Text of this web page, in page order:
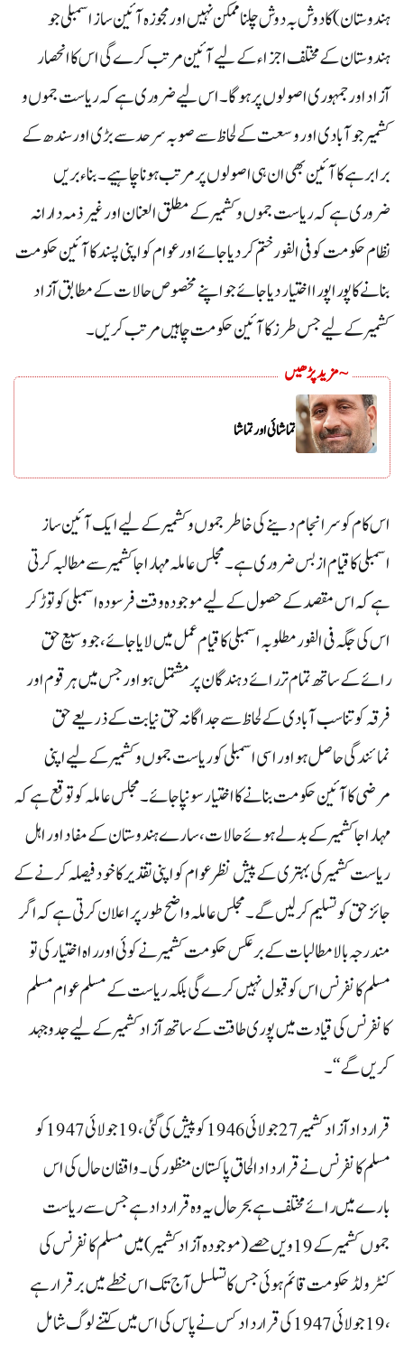
ہندوستان) کا دوش بہ دوش چلنا ممکن نہیں اور مجوزہ آئین ساز اسمبلی جو
ہندوستان کے مختلف اجزاء کے لیے آئین مرتب کرے گی اس کا انحصار
آزاد اور جمہوری اصولوں پر ہو گا۔ اس لیے ضروری ہے کہ ریاست جموں و
کشمیر جو آبادی اور وسعت کے لحاظ سے صوبہ سرحد سے بڑی اور سندھ کے
برابر ہے کا آئین بھی ان ہی اصولوں پر مرتب ہونا چاہیے۔ بناء بریں
ضروری ہے کہ ریاست جموں و کشمیر کے مطلق العنان اور غیر ذمہ دارانہ
نظام حکومت کو فی الفور ختم کر دیا جائے اور عوام کو اپنی پسند کا آئین حکومت
بنانے کا پورا پورا اختیار دیا جائے جو اپنے مخصوص حالات کے مطابق آزاد
کشمیر کے لیے جس طرز کا آئین حکومت چاہیں مرتب کریں۔
~ مزید پڑھیں
تماشائی اور تماشا
اس کام کو سر انجام دینے کی خاطر جموں و کشمیر کے لیے ایک آئین ساز
اسمبلی کا قیام از بس ضروری ہے۔ مجلس عاملہ مہاراجا کشمیر سے مطالبہ کرتی
ہے کہ اس مقصد کے حصول کے لیے موجودہ وقت فرسودہ اسمبلی کو توڑ کر
اس کی جگہ فی الفور مطلوبہ اسمبلی کا قیام عمل میں لایا جائے، جو وسیع حق
رائے کے ساتھ تمام تر رائے دہندگان پر مشتمل ہو اور جس میں ہر قوم اور
فرقہ کو تناسب آبادی کے لحاظ سے جداگانہ حق نیابت کے ذریعے حق
نمائندگی حاصل ہو اور اسی اسمبلی کو ریاست جموں و کشمیر کے لیے اپنی
مرضی کا آئین حکومت بنانے کا اختیار سونپا جائے۔ مجلس عاملہ کو توقع ہے کہ
مہاراجا کشمیر کے بدلے ہوئے حالات، سارے ہندوستان کے مفاد اور اہل
ریاست کشمیر کی بہتری کے پیش نظر عوام کو اپنی تقدیر کا خود فیصلہ کرنے کے
جائز حق کو تسلیم کر لیں گے۔ مجلس عاملہ واضح طور پر اعلان کرتی ہے کہ اگر
مندرجہ بالا مطالبات کے برعکس حکومت کشمیر نے کوئی اور راہ اختیار کی تو
مسلم کانفرنس اس کو قبول نہیں کرے گی بلکہ ریاست کے مسلم عوام مسلم
کانفرنس کی قیادت میں پوری طاقت کے ساتھ آزاد کشمیر کے لیے جد و جہد
کریں گے‘‘۔
قرارداد آزادکشمیر 27جولائی 1946کو پیش کی گئی، 19جولائی 1947کو
مسلم کانفرنس نے قرارداد الحاق پاکستان منظور کی۔ واقفان حال کی اس
بارے میں رائے مختلف ہے بحر حال یہ وہ قرارداد ہے جس سے ریاست
جموں کشمیر کے 19ویں حصے( موجودہ آزادکشمیر) میں مسلم کانفرنس کی
کنٹرولڈ حکومت قائم ہوئی جس کا تسلسل آج تک اس خطے میں برقرار ہے
، 19جولائی 1947کی قرارداد کس نے پاس کی اس میں کتنے لوگ شامل